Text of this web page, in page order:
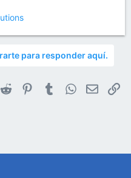
para responder aquí.
Reddit PinterestTumblrWhatsApp
Email